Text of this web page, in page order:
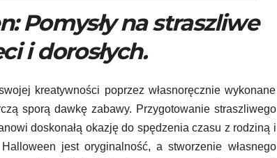
Pomysły na straszliwe
i dorosłych.
kreatywności poprzez własnoręcznie wykonane
sporą dawkę zabawy. Przygotowanie straszliwego
doskonałą okazję do spędzenia czasu z rodziną i
jest oryginalność, a stworzenie własnego